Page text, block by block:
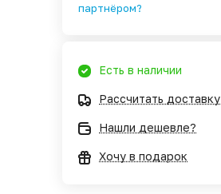
партнёром?
Есть в наличии
Рассчитать доставку
Нашли дешевле?
Хочу в подарок